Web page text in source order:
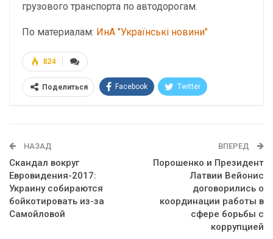
грузового транспорта по автодорогам.
По материалам: ИнА "Українські новини"
824
Поделиться Facebook Twitter
НАЗАД
Скандал вокруг
Евровидения-2017:
Украину собираются
бойкотировать из-за
Самойловой
ВПЕРЕД
Порошенко и Президент
Латвии Вейонис
договорились о
координации работы в
сфере борьбы с
коррупцией